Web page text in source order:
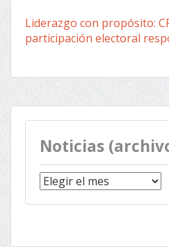
Liderazgo con propósito:
participación electoral
Noticias
Noticias
(archivo)